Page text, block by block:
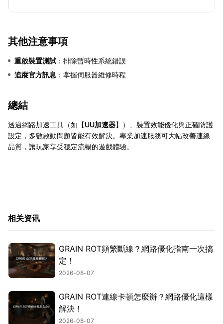
其他注意事項
重啟裝置測試 ：排除暫時性系統錯誤
追蹤官方訊息 ：掌握伺服器維修時程
總結
透過網路加速工具（如【UU加速器】）、裝置效能優化與正確防護
設定，多數啟動問題皆能有效解決。專業加速服務可大幅改善連線
品質，讓玩家享受穩定流暢的遊戲體驗。
相关资讯
GRAIN ROT頻繁斷線？網路優化指南一次搞
定！
2026-08-07
GRAIN ROT連線卡頓怎麼辦？網路優化這樣
解決！
2026-08-07